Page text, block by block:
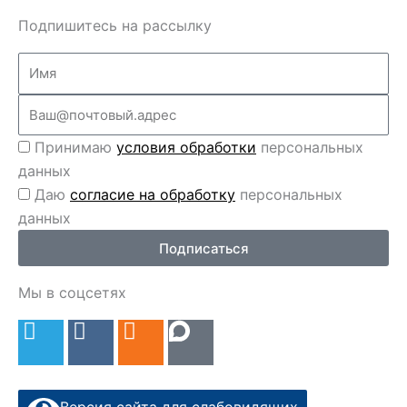
Подпишитесь на рассылку
Name
Перс
данные
Принимаю условия обработки персональных
данных
Перс
данные
Даю согласие на обработку персональных
данных
Подписаться
Мы в соцсетях
e
o